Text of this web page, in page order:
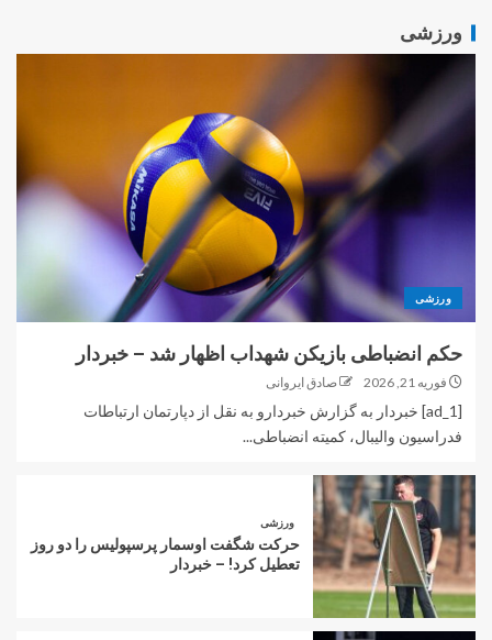
ورزشی
ورزشی
حکم انضباطی بازیکن شهداب اظهار شد – خبردار
فوریه 21, 2026 صادق ایروانی
[ad_1] خبردار به گزارش خبردارو به نقل از دپارتمان ارتباطات
فدراسیون والیبال، کمیته انضباطی...
ورزشی
حرکت شگفت اوسمار پرسپولیس را دو روز
تعطیل کرد! – خبردار